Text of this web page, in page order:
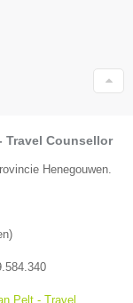
Travel Counsellor
Henegouwen.
)
Pelt - Travel